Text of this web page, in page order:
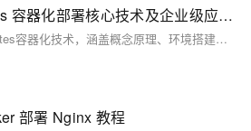
Docker 与 Kubernetes 容器化部署核心技术及企业级应用实践全方案解析
本文详解Docker与Kubernetes容器化技术，涵盖概念原理、环境搭建、镜像构建、应用部署及监控扩展，助你掌握企业级容器化方案，提升应用开发与运维效率。
部署 Nginx 教程